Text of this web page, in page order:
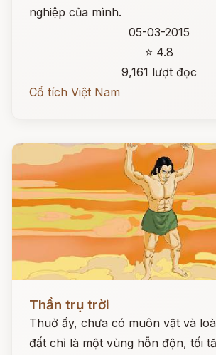
nghiệp của mình.
05-03-2015
⭐ 4.8
9,161 lượt đọc
Cổ tích Việt Nam
Đọc ngay
Thần trụ trời
Thuở ấy, chưa có muôn vật và
đất chỉ là một vùng hỗn độn, tối